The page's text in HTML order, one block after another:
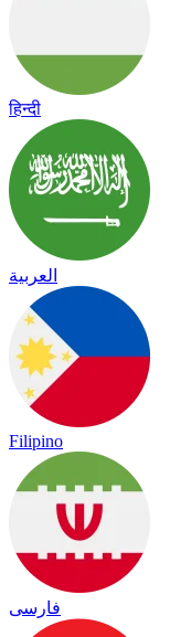
हिन्दी
العربية
Filipino
فارسی